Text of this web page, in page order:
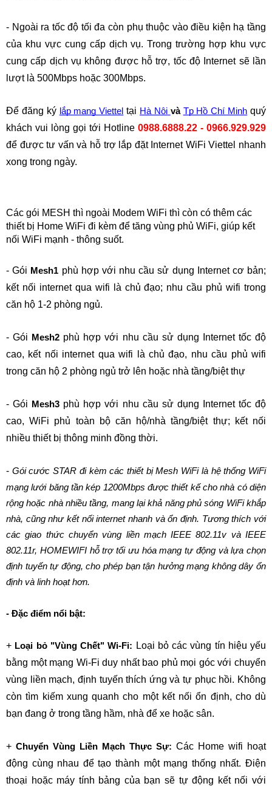
- Ngoài ra tốc độ tối đa còn phụ thuộc vào điều kiện hạ tầng
của khu vực cung cấp dịch vụ. Trong trường hợp khu vực
cung cấp dịch vụ không được hỗ trợ, tốc độ Internet sẽ lần
lượt là 500Mbps hoặc 300Mbps.
Để đăng ký lắp mạng Viettel tại Hà Nội và Tp Hồ Chí Minh quý
khách vui lòng gọi tới Hotline 0988.6888.22 - 0966.929.929
để được tư vấn và hỗ trợ lắp đặt Internet WiFi Viettel nhanh
xong trong ngày.
Các gói MESH thì ngoài Modem WiFi thì còn có thêm các
thiết bị Home WiFi đi kèm để tăng vùng phủ WiFi, giúp kết
nối WiFi mạnh - thông suốt.
- Gói Mesh1 phù hợp với nhu cầu sử dụng Internet cơ bản;
kết nối internet qua wifi là chủ đạo; nhu cầu phủ wifi trong
căn hộ 1-2 phòng ngủ.
- Gói Mesh2 phù hợp với nhu cầu sử dụng Internet tốc độ
cao, kết nối internet qua wifi là chủ đạo, nhu cầu phủ wifi
trong căn hộ 2 phòng ngủ trở lên hoặc nhà tầng/biệt thự
- Gói Mesh3 phù hợp với nhu cầu sử dụng Internet tốc độ
cao, WiFi phủ toàn bộ căn hộ/nhà tầng/biệt thự; kết nối
nhiều thiết bị thông minh đồng thời.
- Gói cước STAR đi kèm các thiết bị Mesh WiFi là hệ thống WiFi
mạng lưới băng tần kép 1200Mbps được thiết kế cho nhà có diện
rộng hoặc nhà nhiều tầng, mang lại khả năng phủ sóng WiFi khắp
nhà, cũng như kết nối internet nhanh và ổn định. Tương thích với
các giao thức chuyển vùng liền mạch IEEE 802.11v và IEEE
802.11r, HOMEWIFI hỗ trợ tối ưu hóa mạng tự động và lựa chọn
định tuyến tự động, cho phép bạn tận hưởng mạng không dây ổn
định và linh hoạt hơn.
- Đặc điểm nổi bật:
+ Loại bỏ "Vùng Chết" Wi-Fi:
Loại bỏ các vùng tín hiệu yếu
bằng một mạng Wi-Fi duy nhất bao phủ mọi góc với chuyển
vùng liền mạch, định tuyến thích ứng và tự phục hồi. Không
còn tìm kiếm xung quanh cho một kết nối ổn định, cho dù
bạn đang ở trong tầng hầm, nhà để xe hoặc sân.
+ Chuyển Vùng Liền Mạch Thực Sự: Các Home wifi hoạt
động cùng nhau để tạo thành một mạng thống nhất. Điện
thoại hoặc máy tính bảng của bạn sẽ tự động kết nối với